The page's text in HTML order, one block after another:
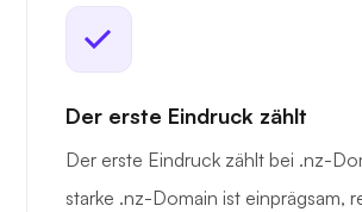
Der erste Eindruck zählt
Der erste Eindruck zählt bei .nz-
starke .nz-Domain ist einprägsam,